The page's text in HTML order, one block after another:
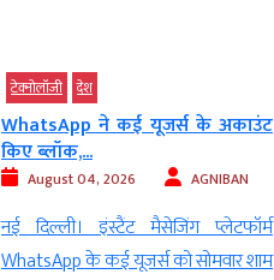
टेक्‍नोलॉजी देश
WhatsApp ने कई यूजर्स के अकाउंट
किए ब्लॉक,...
August 04, 2026 AGNIBAN
नई दिल्ली। इंस्टैंट मैसेजिंग प्लेटफॉर्म
WhatsApp के कई यूजर्स को सोमवार शाम